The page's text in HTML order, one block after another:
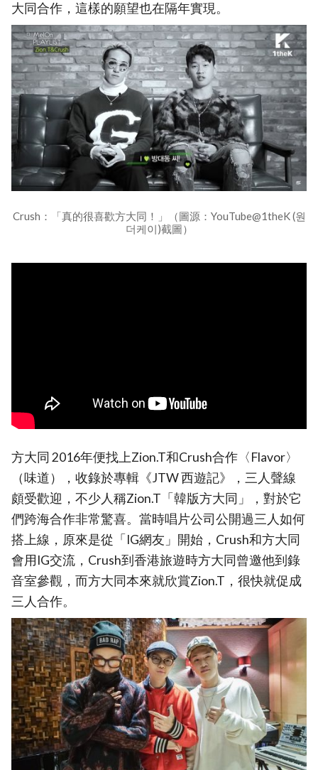
大同合作，這樣的願望也在隔年實現。
Crush：「真的很喜歡方大同！」（圖源：YouTube@1theK (원
더케이)截圖）
方大同 2016年便找上Zion.T和Crush合作〈Flavor〉
（味道），收錄於專輯《JTW 西遊記》，三人聲線
頗受歡迎，不少人稱Zion.T「韓版方大同」，對於它
們跨海合作非常驚喜。當時唱片公司公開過三人如何
搭上線，原來是從「IG網友」開始，Crush和方大同
會用IG交流，Crush到香港旅遊時方大同曾邀他到錄
音室參觀，而方大同本來就欣賞Zion.T，很快就促成
三人合作。